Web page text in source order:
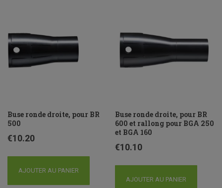
Buse ronde droite, pour BR
500
€10.20
AJOUTER AU PANIER
Buse ronde droite, pour BR
600 et rallong pour BGA 250
et BGA 160
€10.10
AJOUTER AU PANIER